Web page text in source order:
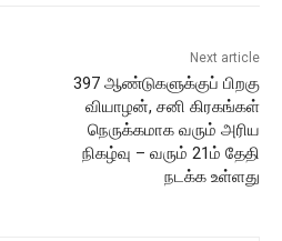
Next article
397 ஆண்டுகளுக்குப் பிறகு
வியாழன், சனி கிரகங்கள்
நெருக்கமாக வரும் அரிய
நிகழ்வு – வரும் 21ம் தேதி
நடக்க உள்ளது